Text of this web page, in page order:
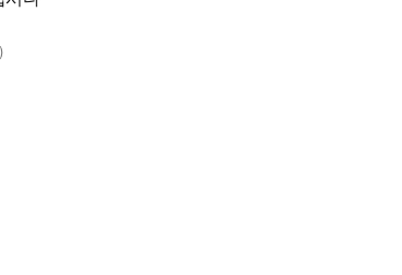
자꾸 반복되고 겹친다는 사 실이다. 석달 전에 털어
에 지나지 않는 말들을 늘어놓았다. 나를 어렵게 하
의 대화는 비닐류 혹은 종이류만 버릴 수 있도록 구
)